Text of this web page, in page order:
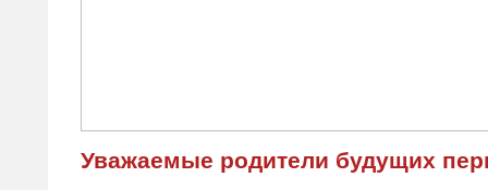
Уважаемые родители будущих